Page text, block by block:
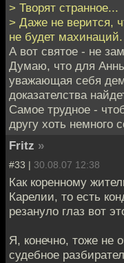
> Творят странное...
> Даже не верится,
не будет махинаций.
А вот святое - не
Думаю, что для
уважающая себя
доказателства
Самое трудное -
другу хоть немного
Fritz »
#33 | 30.08.07 12:38
Как коренному
Карелии, то есть
резануло глаз вот
Я, конечно, тоже не
судебное